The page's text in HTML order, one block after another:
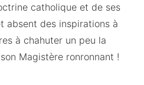
catholique et de ses
absent des inspirations à
à chahuter un peu la
Magistère ronronnant !